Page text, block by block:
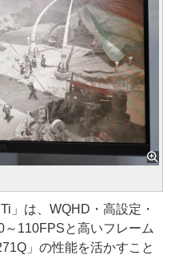
」は、WQHD・高設定・
110FPSと高いフレーム
」の性能を活かすこと